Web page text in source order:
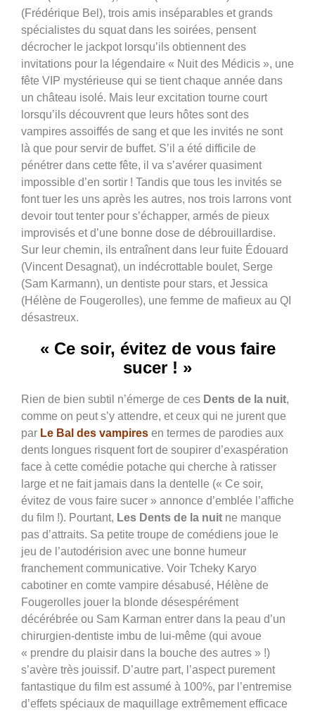
(Frédérique Bel), trois amis inséparables et grands
spécialistes du squat dans les soirées, pensent
décrocher le jackpot lorsqu’ils obtiennent des
invitations pour la légendaire « Nuit des Médicis », une
fête VIP mystérieuse qui se tient chaque année dans
un château isolé. Mais leur excitation tourne court
lorsqu’ils découvrent que leurs hôtes sont des
vampires assoiffés de sang et que les invités ne sont
là que pour servir de buffet. S’il a été difficile de
pénétrer dans cette fête, il va s’avérer quasiment
impossible d’en sortir ! Tandis que tous les invités se
font tuer les uns après les autres, nos trois larrons vont
devoir tout tenter pour s’échapper, armés de pieux
improvisés et d’une bonne dose de débrouillardise.
Sur leur chemin, ils entraînent dans leur fuite Édouard
(Vincent Desagnat), un indécrottable boulet, Serge
(Sam Karmann), un dentiste pour stars, et Jessica
(Hélène de Fougerolles), une femme de mafieux au QI
désastreux.
« Ce soir, évitez de vous faire
sucer ! »
Rien de bien subtil n’émerge de ces Dents de la nuit,
comme on peut s’y attendre, et ceux qui ne jurent que
par Le Bal des vampires en termes de parodies aux
dents longues risquent fort de soupirer d’exaspération
face à cette comédie potache qui cherche à ratisser
large et ne fait jamais dans la dentelle (« Ce soir,
évitez de vous faire sucer » annonce d’emblée l’affiche
du film !). Pourtant, Les Dents de la nuit ne manque
pas d’attraits. Sa petite troupe de comédiens joue le
jeu de l’autodérision avec une bonne humeur
franchement communicative. Voir Tcheky Karyo
cabotiner en comte vampire désabusé, Hélène de
Fougerolles jouer la blonde désespérément
décérébrée ou Sam Karman entrer dans la peau d’un
chirurgien-dentiste imbu de lui-même (qui avoue
« prendre du plaisir dans la bouche des autres » !)
s’avère très jouissif. D’autre part, l’aspect purement
fantastique du film est assumé à 100%, par l’entremise
d’effets spéciaux de maquillage extrêmement efficace